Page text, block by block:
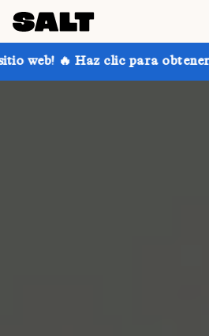
para obtener más información.